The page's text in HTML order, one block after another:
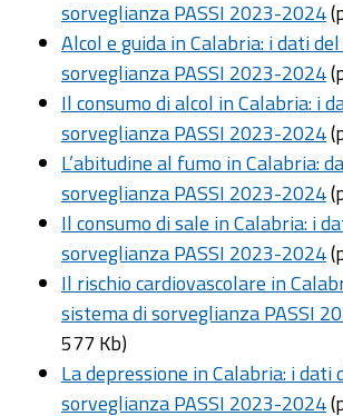
sorveglianza PASSI 2023-2024
Alcol e guida in Calabria: i dati
sorveglianza PASSI 2023-2024
Il consumo di alcol in Calabria: i
sorveglianza PASSI 2023-2024
L’abitudine al fumo in Calabria:
sorveglianza PASSI 2023-2024
Il consumo di sale in Calabria: i
sorveglianza PASSI 2023-2024
Il rischio cardiovascolare in
sistema di sorveglianza PASSI
577 Kb)
La depressione in Calabria: i dati
sorveglianza PASSI 2023-2024